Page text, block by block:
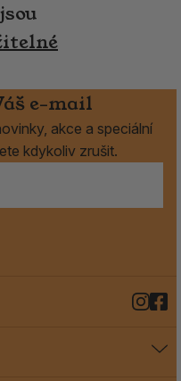
e-mail
akce a speciální
kdykoliv zrušit.